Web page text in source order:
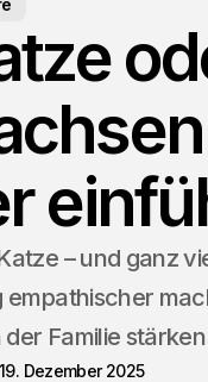
– und ganz
empathischer
Familie
19. Dezember 2025